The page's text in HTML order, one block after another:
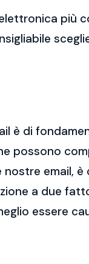
più
è di
possono
email,
a due
essere